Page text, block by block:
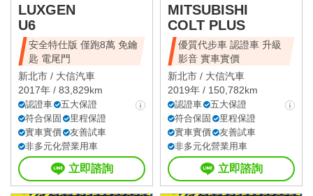
LUXGEN
U6
安全特仕版 僅跑8萬 免鑰
匙 電尾門
新北市 / 大信汽車
2017年 / 83,829km
認證車
五大保證
符合保固
里程保證
實車實價
友善試車
非多元化營業用車
立即諮詢
MITSUBISHI
COLT PLUS
優質代步車 認證車 升級
影音 實車實價
新北市 / 大信汽車
2019年 / 150,782km
認證車
五大保證
符合保固
里程保證
實車實價
友善試車
非多元化營業用車
立即諮詢